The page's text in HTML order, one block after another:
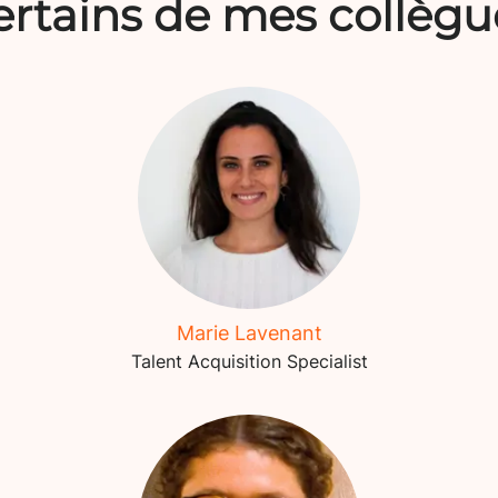
de mes
Marie Lavenant
Talent Acquisition Specialist